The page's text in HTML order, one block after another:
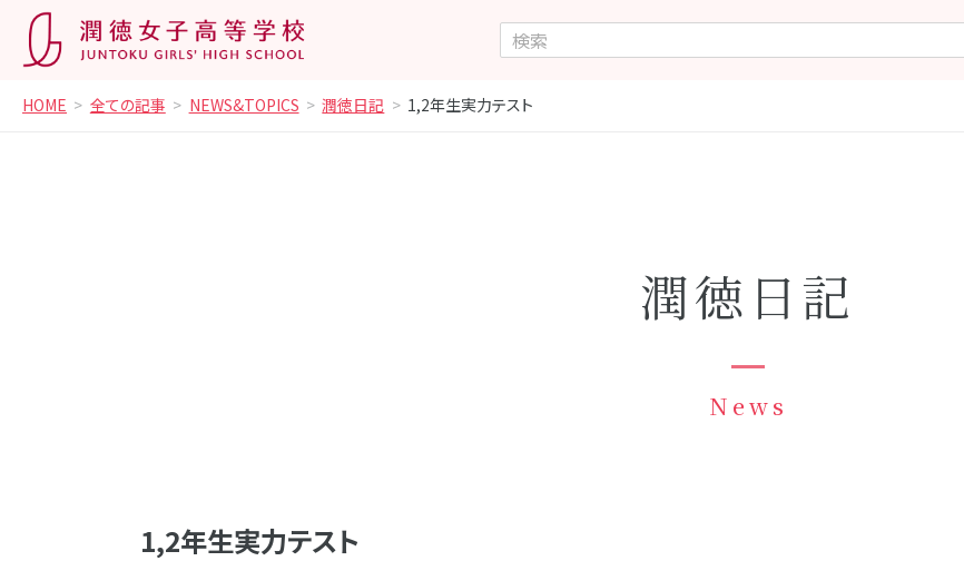
HOME 全ての記事 NEWS&TOPICS 潤徳日記 1,2年生実力テスト
潤徳日記
News
1,2年生実力テスト